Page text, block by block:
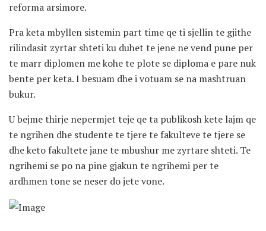
reforma arsimore.
Pra keta mbyllen sistemin part time qe ti sjellin te gjithe
rilindasit zyrtar shteti ku duhet te jene ne vend pune per
te marr diplomen me kohe te plote se diploma e pare nuk
bente per keta. I besuam dhe i votuam se na mashtruan
bukur.
U bejme thirje nepermjet teje qe ta publikosh kete lajm qe
te ngrihen dhe studente te tjere te fakulteve te tjere se
dhe keto fakultete jane te mbushur me zyrtare shteti. Te
ngrihemi se po na pine gjakun te ngrihemi per te
ardhmen tone se neser do jete vone.